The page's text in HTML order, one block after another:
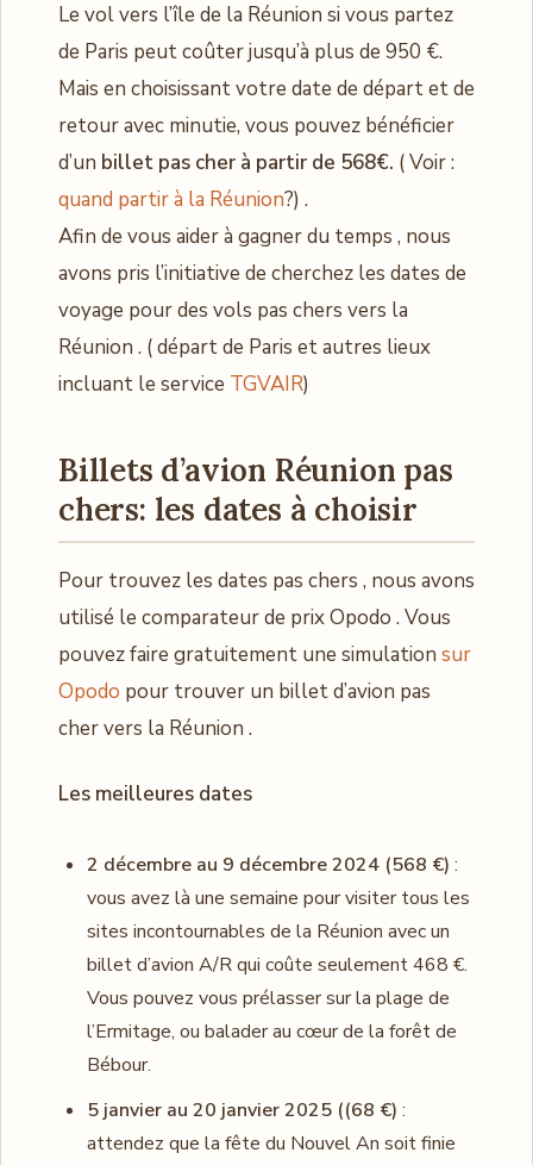
Le vol vers l’île de la Réunion si vous partez
de Paris peut coûter jusqu’à plus de 950 €.
Mais en choisissant votre date de départ et de
retour avec minutie, vous pouvez bénéficier
d’un billet pas cher à partir de 568€. ( Voir :
quand partir à la Réunion?) .
Afin de vous aider à gagner du temps , nous
avons pris l’initiative de cherchez les dates de
voyage pour des vols pas chers vers la
Réunion . ( départ de Paris et autres lieux
incluant le service TGVAIR)
Billets d’avion Réunion pas
chers: les dates à choisir
Pour trouvez les dates pas chers , nous avons
utilisé le comparateur de prix Opodo . Vous
pouvez faire gratuitement une simulation sur
Opodo pour trouver un billet d’avion pas
cher vers la Réunion .
Les meilleures dates
2 décembre au 9 décembre 2024 (568 €) :
vous avez là une semaine pour visiter tous les
sites incontournables de la Réunion avec un
billet d’avion A/R qui coûte seulement 468 €.
Vous pouvez vous prélasser sur la plage de
l’Ermitage, ou balader au cœur de la forêt de
Bébour.
5 janvier au 20 janvier 2025 ((68 €) :
attendez que la fête du Nouvel An soit finie